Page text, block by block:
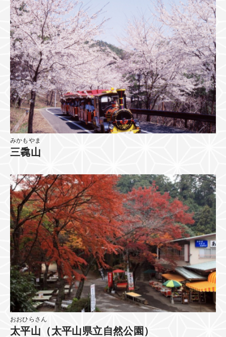
みかもやま
三毳山
おおひらさん
太平山（太平山県立自然公園）